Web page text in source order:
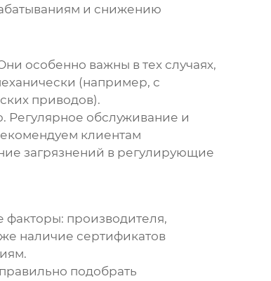
и снижению
особенно важны в тех случаях,
(например, с
приводов).
Регулярное обслуживание и
клиентам
загрязнений в регулирующие
производителя,
наличие сертификатов
подобрать